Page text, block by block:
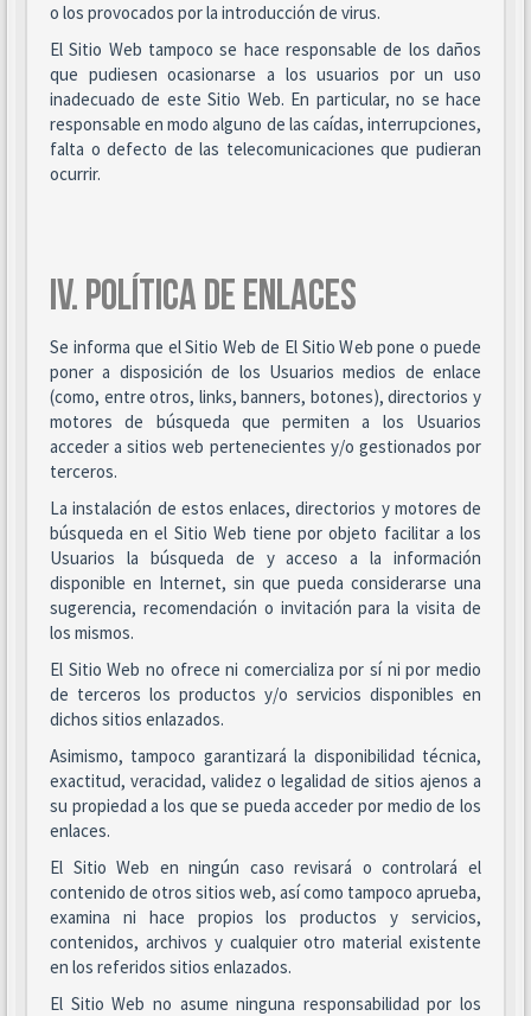
o los provocados por la introducción de virus.
El Sitio Web tampoco se hace responsable de los daños
que pudiesen ocasionarse a los usuarios por un uso
inadecuado de este Sitio Web. En particular, no se hace
responsable en modo alguno de las caídas, interrupciones,
falta o defecto de las telecomunicaciones que pudieran
ocurrir.
IV. POLÍTICA DE ENLACES
Se informa que el Sitio Web de El Sitio Web pone o puede
poner a disposición de los Usuarios medios de enlace
(como, entre otros, links, banners, botones), directorios y
motores de búsqueda que permiten a los Usuarios
acceder a sitios web pertenecientes y/o gestionados por
terceros.
La instalación de estos enlaces, directorios y motores de
búsqueda en el Sitio Web tiene por objeto facilitar a los
Usuarios la búsqueda de y acceso a la información
disponible en Internet, sin que pueda considerarse una
sugerencia, recomendación o invitación para la visita de
los mismos.
El Sitio Web no ofrece ni comercializa por sí ni por medio
de terceros los productos y/o servicios disponibles en
dichos sitios enlazados.
Asimismo, tampoco garantizará la disponibilidad técnica,
exactitud, veracidad, validez o legalidad de sitios ajenos a
su propiedad a los que se pueda acceder por medio de los
enlaces.
El Sitio Web en ningún caso revisará o controlará el
contenido de otros sitios web, así como tampoco aprueba,
examina ni hace propios los productos y servicios,
contenidos, archivos y cualquier otro material existente
en los referidos sitios enlazados.
El Sitio Web no asume ninguna responsabilidad por los